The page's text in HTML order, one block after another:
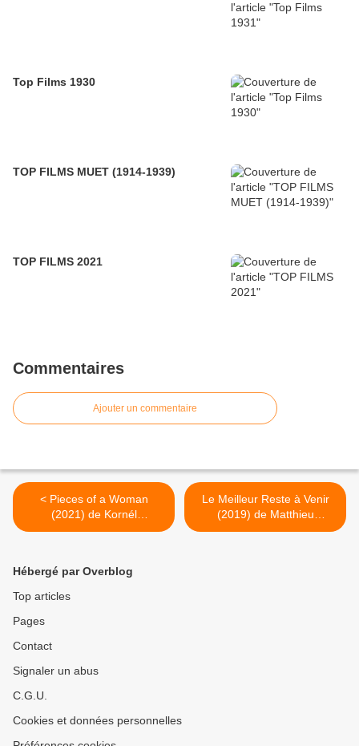
Top Films 1930
TOP FILMS MUET (1914-1939)
TOP FILMS 2021
Commentaires
Ajouter un commentaire
< Pieces of a Woman
(2021) de Kornél
Mundruczo
Le Meilleur Reste à Venir
(2019) de Matthieu
Delaporte et Alexandre de
Hébergé par Overblog
Top articles
Pages
Contact
Signaler un abus
C.G.U.
Cookies et données personnelles